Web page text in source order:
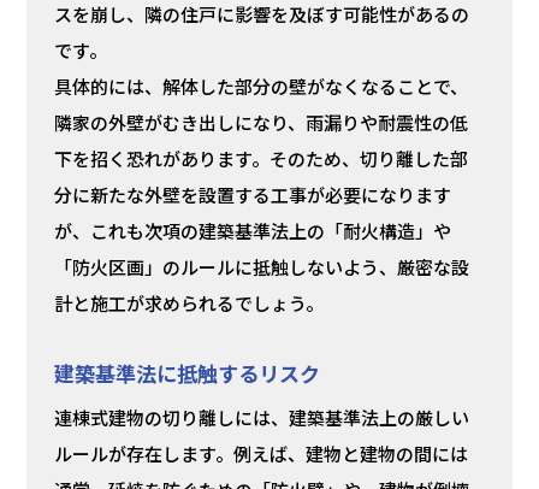
スを崩し、隣の住戸に影響を及ぼす可能性があるの
です。
具体的には、解体した部分の壁がなくなることで、
隣家の外壁がむき出しになり、雨漏りや耐震性の低
下を招く恐れがあります。そのため、切り離した部
分に新たな外壁を設置する工事が必要になります
が、これも次項の建築基準法上の「耐火構造」や
「防火区画」のルールに抵触しないよう、厳密な設
計と施工が求められるでしょう。
建築基準法に抵触するリスク
連棟式建物の切り離しには、建築基準法上の厳しい
ルールが存在します。例えば、建物と建物の間には